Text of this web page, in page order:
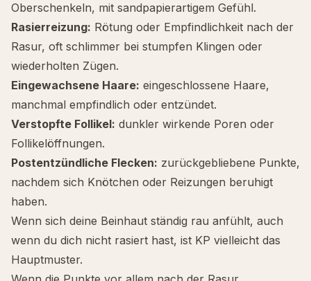
Oberschenkeln, mit sandpapierartigem Gefühl.
Rasierreizung: Rötung oder Empfindlichkeit nach der
Rasur, oft schlimmer bei stumpfen Klingen oder
wiederholten Zügen.
Eingewachsene Haare: eingeschlossene Haare,
manchmal empfindlich oder entzündet.
Verstopfte Follikel: dunkler wirkende Poren oder
Follikelöffnungen.
Postentzündliche Flecken: zurückgebliebene Punkte,
nachdem sich Knötchen oder Reizungen beruhigt
haben.
Wenn sich deine Beinhaut ständig rau anfühlt, auch
wenn du dich nicht rasiert hast, ist KP vielleicht das
Hauptmuster.